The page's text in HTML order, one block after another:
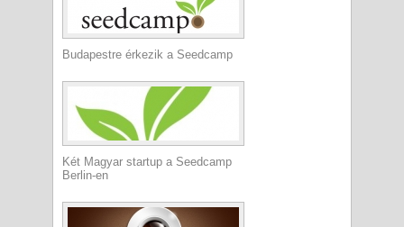
Budapestre érkezik a Seedcamp
Két Magyar startup a Seedcamp
Berlin-en